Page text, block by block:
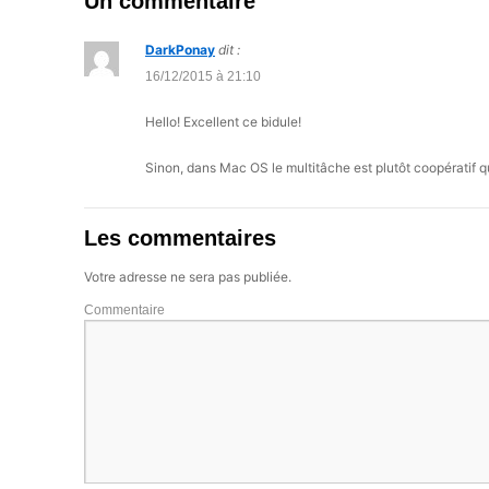
DarkPonay dit :
16/12/2015 à 21:10
Hello! Excellent ce bidule!
Sinon, dans Mac OS le multitâche est plutôt coopératif
Les commentaires
Votre adresse ne sera pas publiée.
Commentaire